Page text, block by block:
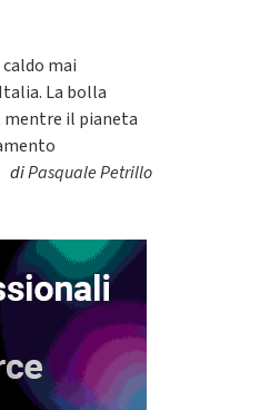
mai
La bolla
mentre il pianeta
diPasquale Petrillo